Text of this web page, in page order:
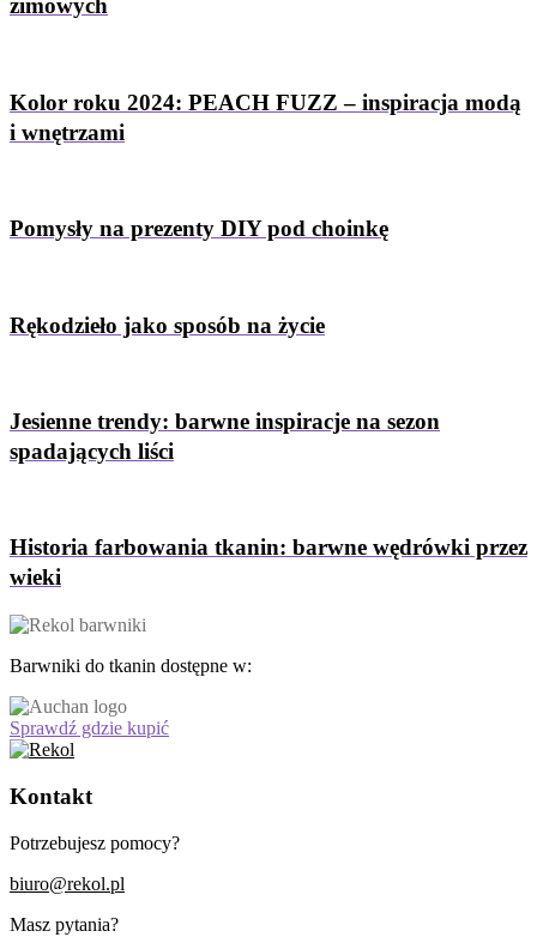
zimowych
Kolor roku 2024: PEACH FUZZ – inspiracja modą
i wnętrzami
Pomysły na prezenty DIY pod choinkę
Rękodzieło jako sposób na życie
Jesienne trendy: barwne inspiracje na sezon
spadających liści
Historia farbowania tkanin: barwne wędrówki przez
wieki
Barwniki do tkanin dostępne w:
Sprawdź gdzie kupić
Kontakt
Potrzebujesz pomocy?
biuro@rekol.pl
Masz pytania?